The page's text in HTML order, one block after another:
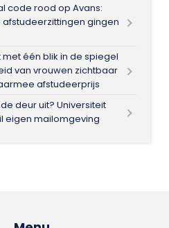
code rood op Avans:
gingen
met één blik in de spiegel
van vrouwen zichtbaar
afstudeerprijs
deur uit? Universiteit
eigen mailomgeving